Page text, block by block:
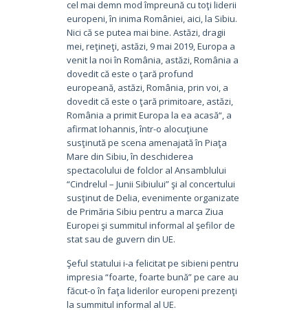
cel mai demn mod împreună cu toţi liderii
europeni, în inima României, aici, la Sibiu.
Nici că se putea mai bine. Astăzi, dragii
mei, reţineţi, astăzi, 9 mai 2019, Europa a
venit la noi în România, astăzi, România a
dovedit că este o ţară profund
europeană, astăzi, România, prin voi, a
dovedit că este o ţară primitoare, astăzi,
România a primit Europa la ea acasă“, a
afirmat Iohannis, într-o alocuţiune
susţinută pe scena amenajată în Piaţa
Mare din Sibiu, în deschiderea
spectacolului de folclor al Ansamblului
“Cindrelul – Junii Sibiului” şi al concertului
susţinut de Delia, evenimente organizate
de Primăria Sibiu pentru a marca Ziua
Europei şi summitul informal al şefilor de
stat sau de guvern din UE.
Şeful statului i-a felicitat pe sibieni pentru
impresia “foarte, foarte bună” pe care au
făcut-o în faţa liderilor europeni prezenţi
la summitul informal al UE.